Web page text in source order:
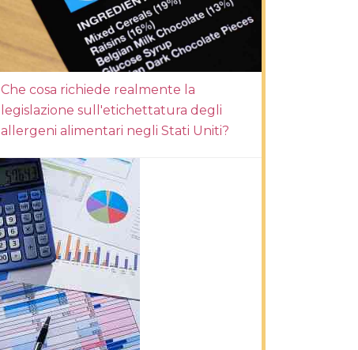
Che cosa richiede realmente la
legislazione sull'etichettatura degli
allergeni alimentari negli Stati Uniti?